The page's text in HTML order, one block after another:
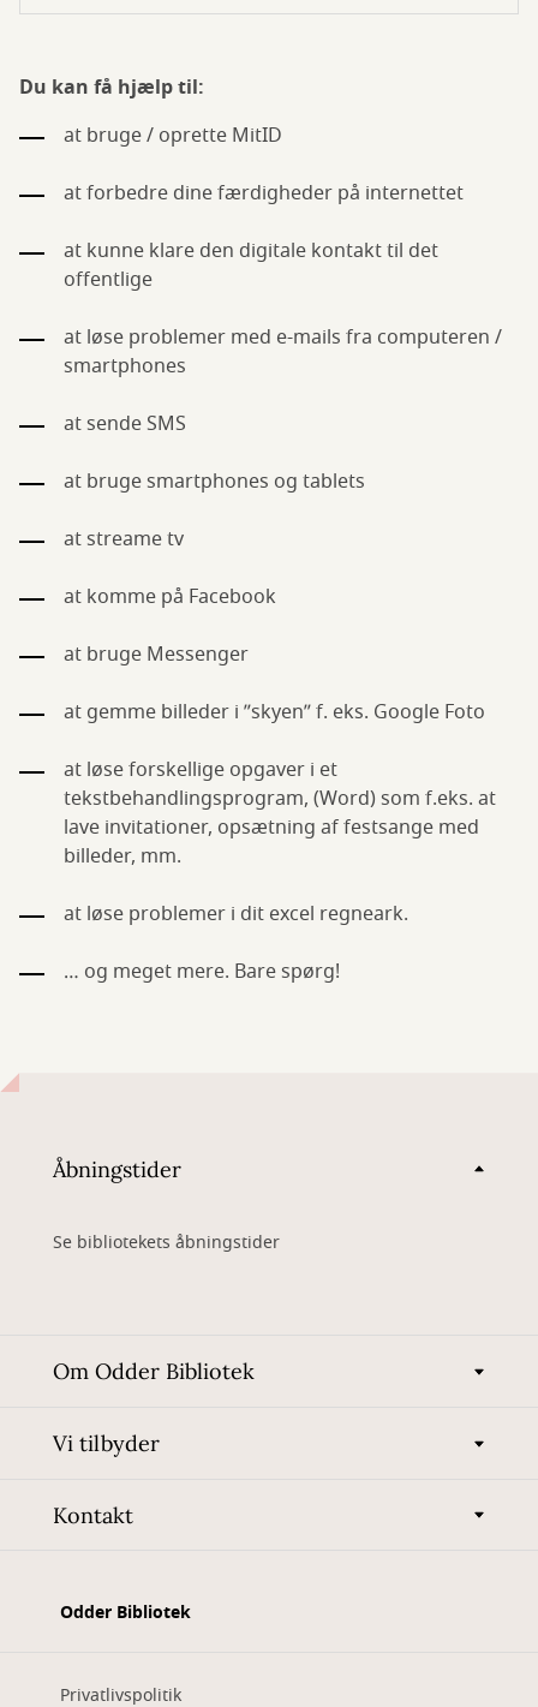
Du kan få hjælp til:
at bruge / oprette MitID
at forbedre dine færdigheder på internettet
at kunne klare den digitale kontakt til det
offentlige
at løse problemer med e-mails fra computeren /
smartphones
at sende SMS
at bruge smartphones og tablets
at streame tv
at komme på Facebook
at bruge Messenger
at gemme billeder i ”skyen” f. eks. Google Foto
at løse forskellige opgaver i et
tekstbehandlingsprogram, (Word) som f.eks. at
lave invitationer, opsætning af festsange med
billeder, mm.
at løse problemer i dit excel regneark.
… og meget mere. Bare spørg!
Åbningstider
Se bibliotekets åbningstider
Om Odder Bibliotek
Vi tilbyder
Kontakt
Odder Bibliotek
Privatlivspolitik